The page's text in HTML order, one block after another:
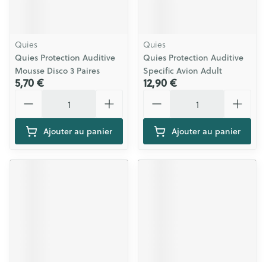
Quies
Quies Protection Auditive
Mousse Disco 3 Paires
5,70 €
Ajouter au panier
Quies
Quies Protection Auditive
Specific Avion Adult
12,90 €
Ajouter au panier